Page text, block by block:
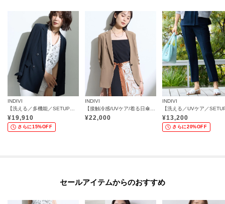
INDIVI
¥19,910
さらに15%OFF
INDIVI
¥22,000
INDIVI
¥13,200
さらに20%OFF
セールアイテムからのおすすめ